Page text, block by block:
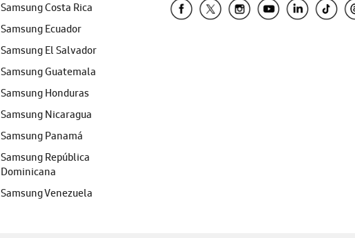
Samsung Costa Rica
Samsung Ecuador
Samsung El Salvador
Samsung Guatemala
Samsung Honduras
Samsung Nicaragua
Samsung Panamá
Samsung República
Dominicana
Samsung Venezuela